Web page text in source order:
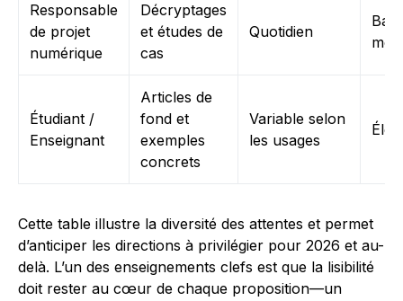
Responsable
de projet
numérique
Décryptages
et études de
cas
Quotidien
Bas
Étudiant /
Enseignant
Articles de
fond et
exemples
concrets
Variable selon
les usages
Cette table illustre la diversité des attentes et permet
d’anticiper les directions à privilégier pour 2026 et au-
delà. L’un des enseignements clefs est que la lisibilité
doit rester au cœur de chaque proposition—un